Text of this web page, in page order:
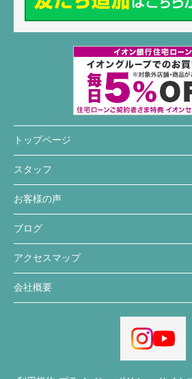
トップページ
スタッフ
お客様の声
ブログ
アクセスマップ
会社概要